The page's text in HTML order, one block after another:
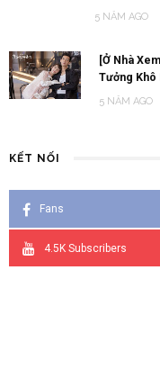
5 NĂM AGO
[Ở Nhà
Tưởng Khô
5 NĂM AGO
KẾT NỐI
Fans
4.5K Subscribers